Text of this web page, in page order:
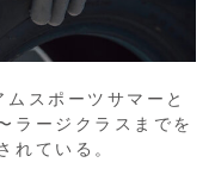
スポーツサマーと
ラージクラスまでを
れている。